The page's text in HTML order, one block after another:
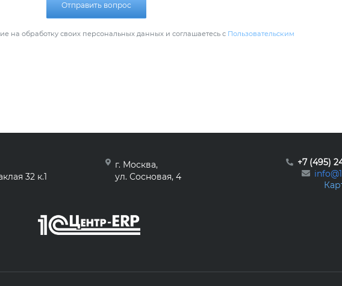
Отправить вопрос
на обработку своих персональных данных и соглашаетесь с Пользовательским
32 к.1
г. Москва,
ул. Сосновая, 4
+7 (495)